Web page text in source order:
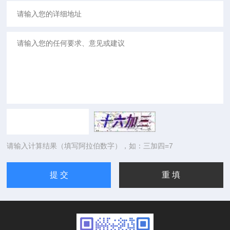
请输入计算结果（填写阿拉伯数字），如：三加四=7